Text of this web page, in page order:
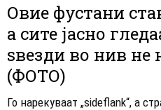
Овие фустани
а сите јасно
ѕвезди во нив не
(ФОТО)
Го нарекуваат „sideflank“, а